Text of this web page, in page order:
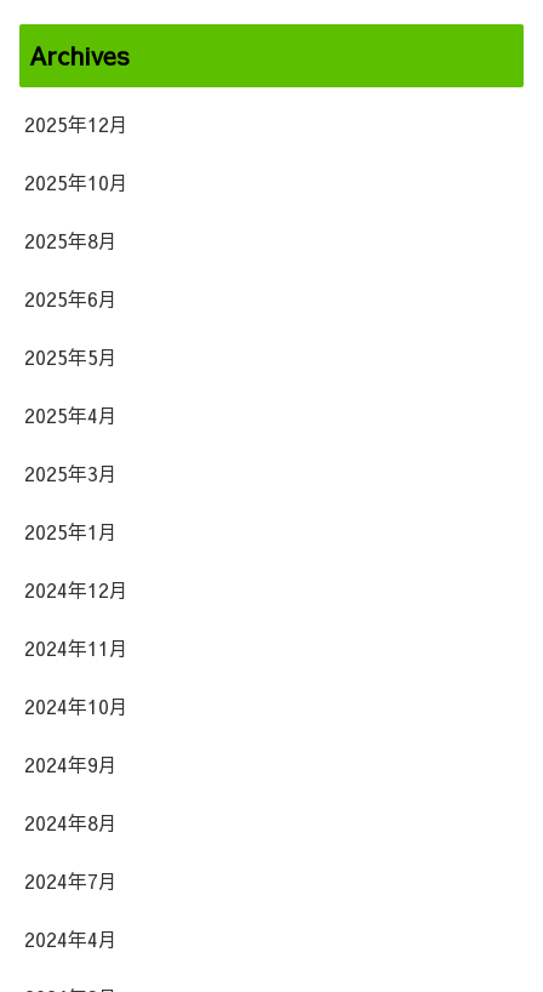
Archives
2025年12月
2025年10月
2025年8月
2025年6月
2025年5月
2025年4月
2025年3月
2025年1月
2024年12月
2024年11月
2024年10月
2024年9月
2024年8月
2024年7月
2024年4月